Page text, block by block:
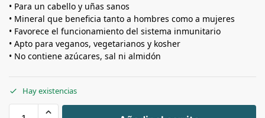
• Para un cabello y uñas sanos
• Mineral que beneficia tanto a hombres como a mujeres
• Favorece el funcionamiento del sistema inmunitario
• Apto para veganos, vegetarianos y kosher
• No contiene azúcares, sal ni almidón
Hay existencias
+